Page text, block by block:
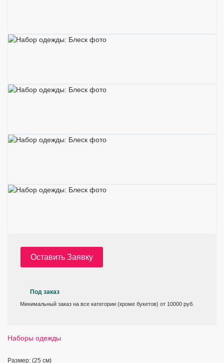
Оставить Заявку
Под заказ
Минимальный заказ на все категории (кроме букетов) от 10000 руб.
Наборы одежды
Размер: (25 см)